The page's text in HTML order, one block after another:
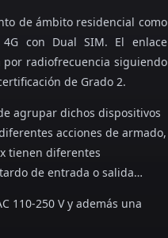
de ámbito residencial como
con Dual SIM. El enlace
por radiofrecuencia siguiendo
de Grado 2.
agrupar dichos dispositivos
acciones de armado,
tienen diferentes
de entrada o salida…
110-250 V y además una